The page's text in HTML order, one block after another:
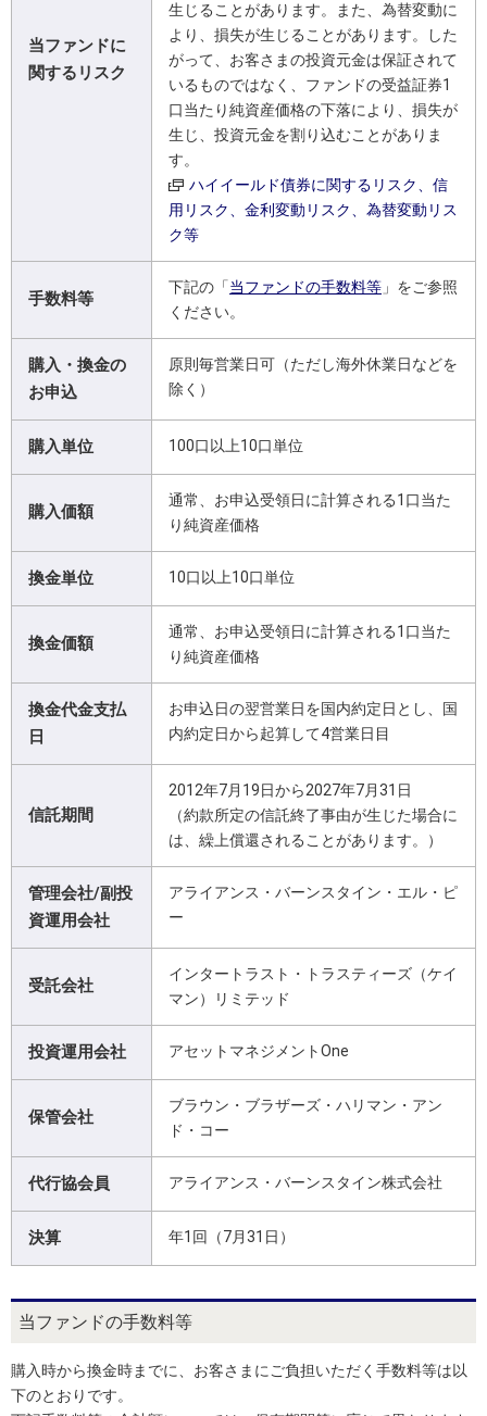
当ファンドに
関するリスク
生じることがあります。また、為替変動に
より、損失が生じることがあります。した
がって、お客さまの投資元金は保証されて
いるものではなく、ファンドの受益証券1
口当たり純資産価格の下落により、損失が
生じ、投資元金を割り込むことがありま
す。
ハイイールド債券に関するリスク、信
用リスク、金利変動リスク、為替変動リス
ク等
手数料等
下記の「当ファンドの手数料等 」をご参照
ください。
購入・換金の
お申込
原則毎営業日可（ただし海外休業日などを
除く）
購入単位 100口以上10口単位
購入価額
通常、お申込受領日に計算される1口当た
り純資産価格
換金単位 10口以上10口単位
換金価額
通常、お申込受領日に計算される1口当た
り純資産価格
換金代金支払
日
お申込日の翌営業日を国内約定日とし、国
内約定日から起算して4営業日目
信託期間
2012年7月19日から2027年7月31日
（約款所定の信託終了事由が生じた場合に
は、繰上償還されることがあります。）
管理会社/副投
資運用会社
アライアンス・バーンスタイン・エル・ピ
ー
受託会社
インタートラスト・トラスティーズ（ケイ
マン）リミテッド
投資運用会社 アセットマネジメントOne
保管会社
ブラウン・ブラザーズ・ハリマン・アン
ド・コー
代行協会員 アライアンス・バーンスタイン株式会社
決算 年1回（7月31日）
当ファンドの手数料等
購入時から換金時までに、お客さまにご負担いただく手数料等は以
下のとおりです。